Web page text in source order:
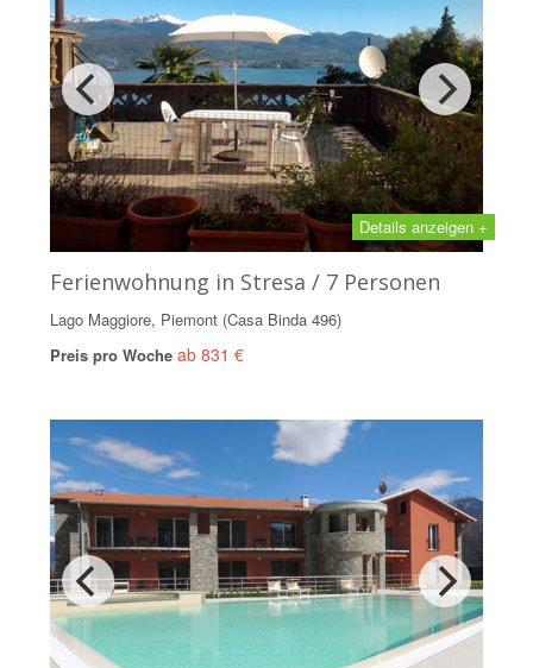
Details anzeigen +
Ferienwohnung in Stresa / 7 Personen
Lago Maggiore, Piemont (Casa Binda 496)
Preis pro Woche ab 831 €